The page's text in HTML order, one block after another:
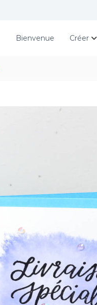
Bienvenue Créer